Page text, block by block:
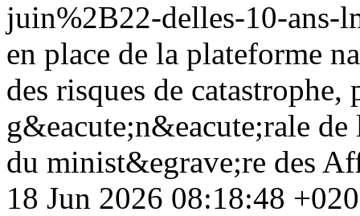
juin%2B22-delles-10-ans-
en place de la plateforme
des risques de
g&eacute;n&eacute;rale
du minist&egrave;re des
18 Jun 2026 08:18:48